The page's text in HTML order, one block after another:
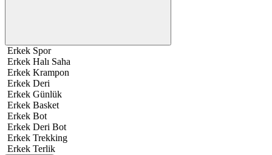
Erkek Spor
Erkek Halı Saha
Erkek Krampon
Erkek Deri
Erkek Günlük
Erkek Basket
Erkek Bot
Erkek Deri Bot
Erkek Trekking
Erkek Terlik